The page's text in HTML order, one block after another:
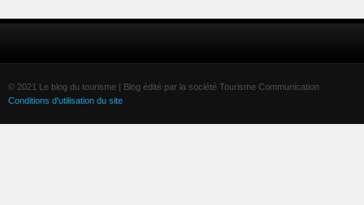
© 2021 Le blog du tourisme | Blog édité par la société Tourisme Communication
Conditions d'utilisation du site